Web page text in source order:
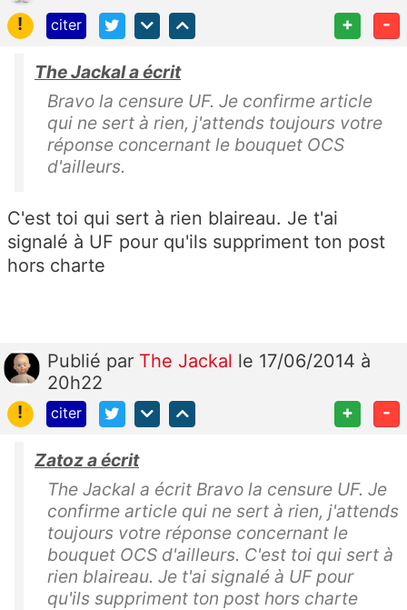
!
citer + -
The Jackal a écrit
Bravo la censure UF. Je confirme article
qui ne sert à rien, j'attends toujours votre
réponse concernant le bouquet OCS
d'ailleurs.
C'est toi qui sert à rien blaireau. Je t'ai
signalé à UF pour qu'ils suppriment ton post
hors charte
Publié par The Jackal le 17/06/2014 à
20h22
!
citer + -
Zatoz a écrit
The Jackal a écrit Bravo la censure UF. Je
confirme article qui ne sert à rien, j'attends
toujours votre réponse concernant le
bouquet OCS d'ailleurs. C'est toi qui sert à
rien blaireau. Je t'ai signalé à UF pour
qu'ils suppriment ton post hors charte